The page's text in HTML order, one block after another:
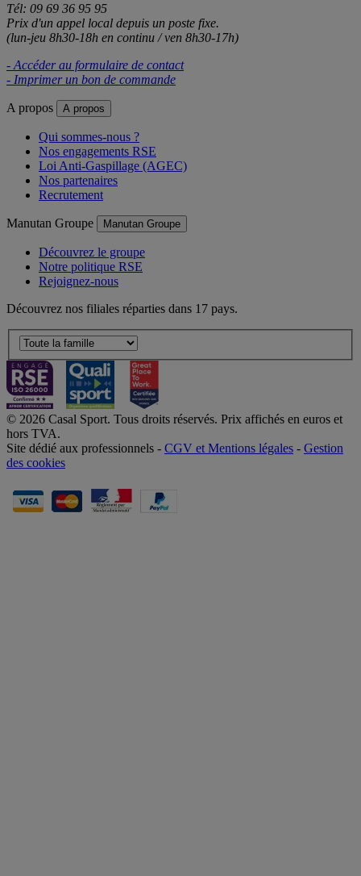
Tél: 09 69 36 95 95
Prix d'un appel local depuis un poste fixe.
(lun-jeu 8h30-18h en continu / ven 8h30-17h)
- Accéder au formulaire de contact
- Imprimer un bon de commande
A propos A propos
Qui sommes-nous ?
Nos engagements RSE
Loi Anti-Gaspillage (AGEC)
Nos partenaires
Recrutement
Manutan Groupe Manutan Groupe
Découvrez le groupe
Notre politique RSE
Rejoignez-nous
Découvrez nos filiales réparties dans 17 pays.
© 2026 Casal Sport. Tous droits réservés. Prix affichés en euros et
hors TVA.
Site dédié aux professionnels - CGV et Mentions légales - Gestion
des cookies